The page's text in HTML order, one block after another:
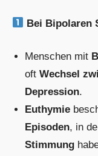
Bei Bipolaren
Menschen mit
oftWechsel
Depression.
Euthymie
Episoden, in
Stimmung